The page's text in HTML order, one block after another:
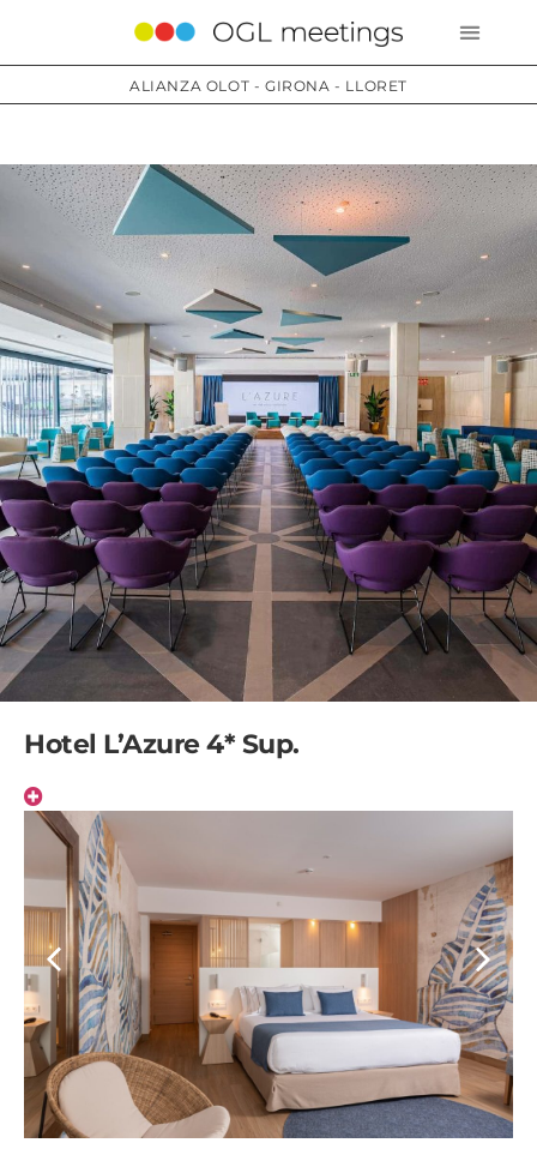
ALIANZA OLOT - GIRONA - LLORET
Hotel L’Azure 4* Sup.